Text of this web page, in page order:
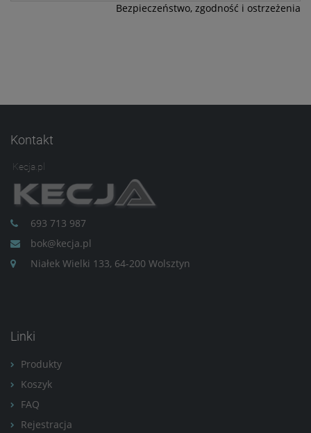
Bezpieczeństwo, zgodność i ostrzeżenia
Kontakt
Kecja.pl
693 713 987
bok@kecja.pl
Niałek Wielki 133, 64-200 Wolsztyn
Linki
Produkty
Koszyk
FAQ
Rejestracja